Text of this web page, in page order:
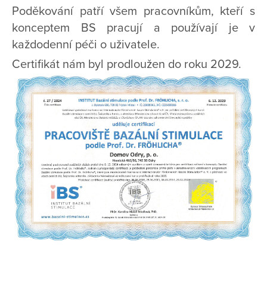
Poděkování patří všem pracovníkům, kteří s
konceptem BS pracují a používají je v
každodenní péči o uživatele.
Certifikát nám byl prodloužen do roku 2029.